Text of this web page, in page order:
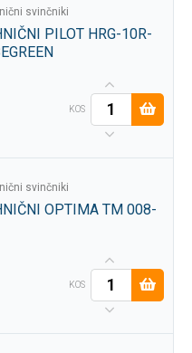
svinčniki
PILOT HRG-10R-
KOS
svinčniki
OPTIMA TM 008-
KOS